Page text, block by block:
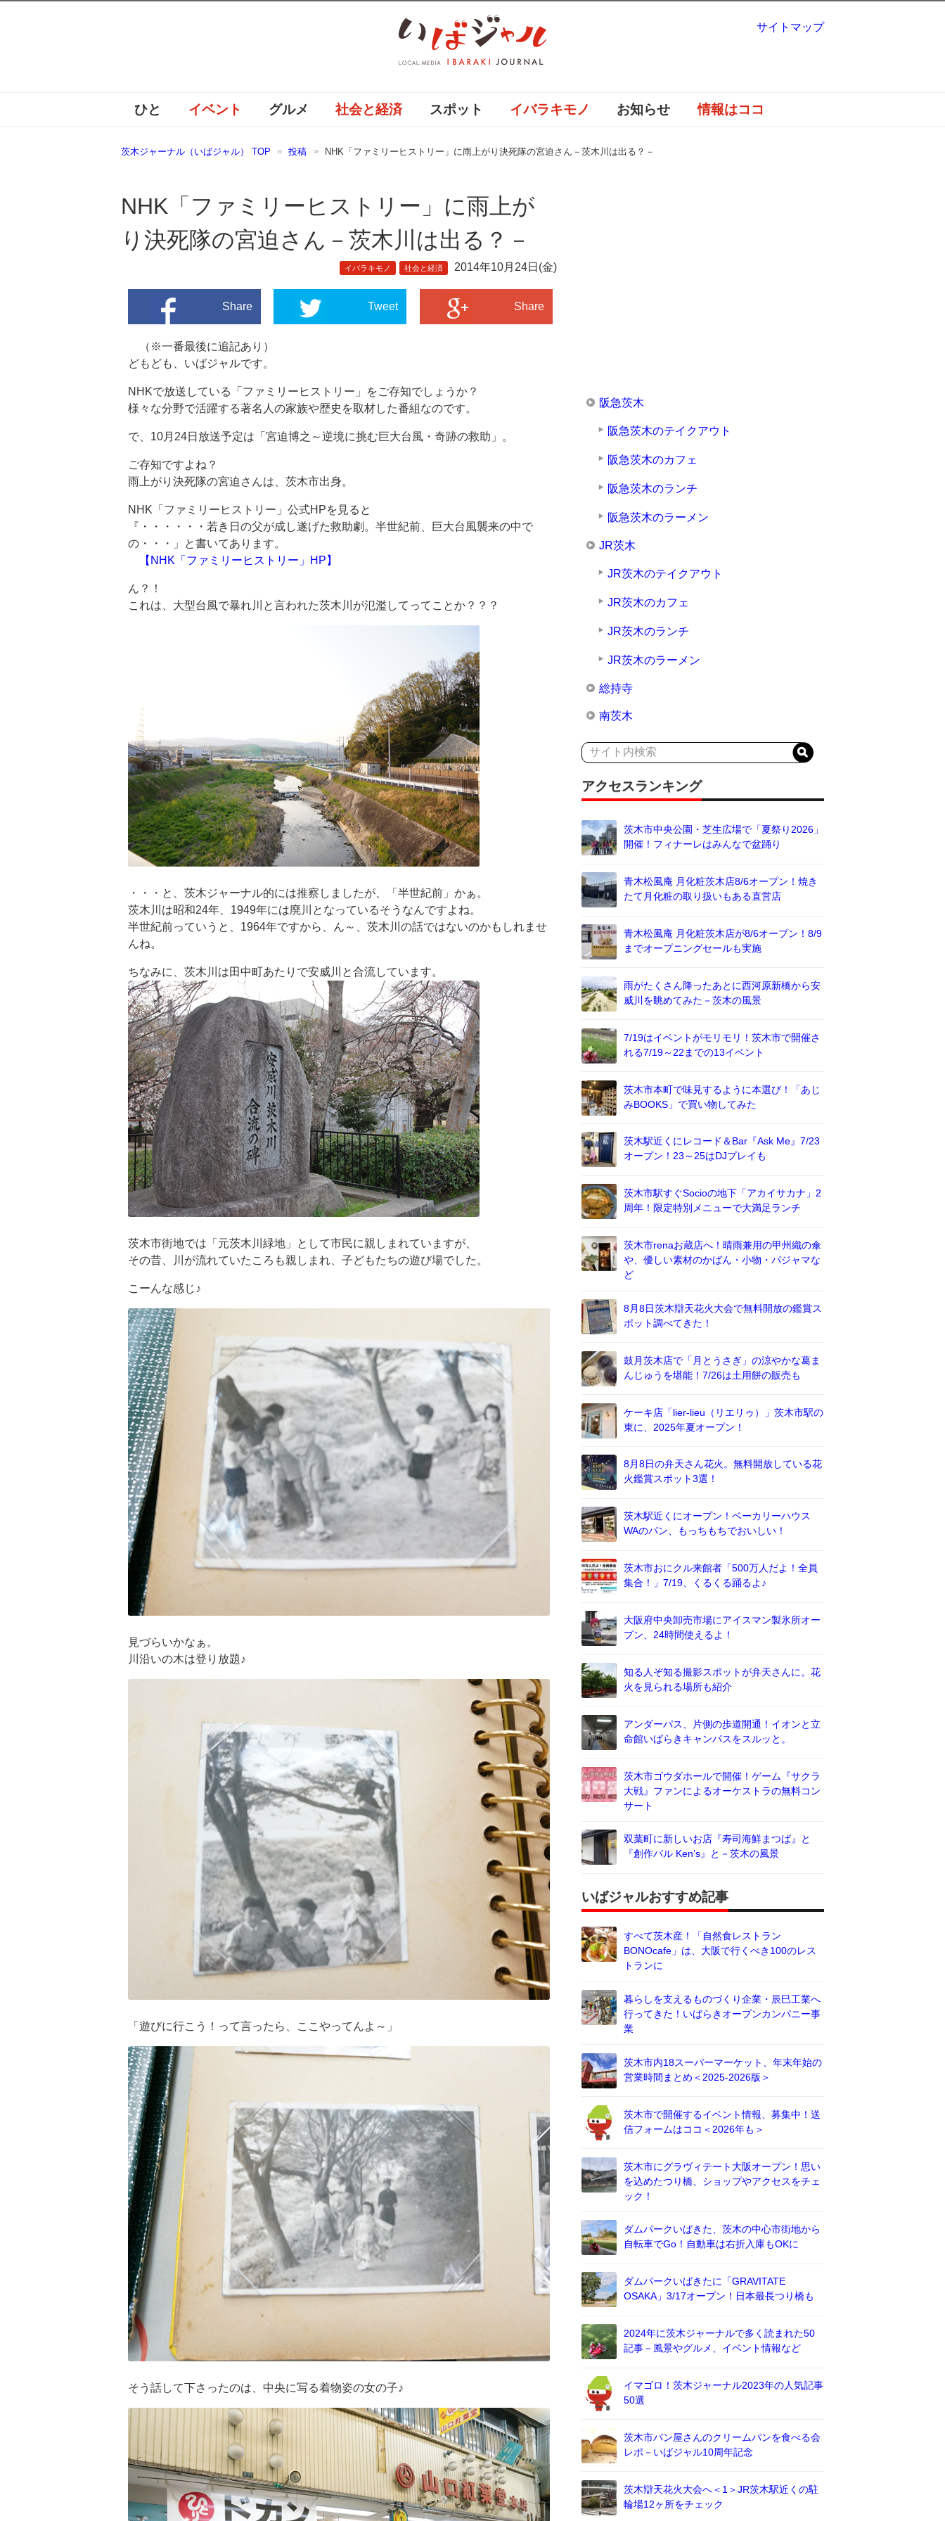
ひと イベント グルメ 社会と経済 スポット イバラキモノ お知らせ 情報はココ
茨木ジャーナル（いばジャル） TOP 投稿 NHK「ファミリーヒストリー」に雨上がり決死隊の宮迫さん－茨木川は出る？－
NHK「ファミリーヒストリー」に雨上が
り決死隊の宮迫さん－茨木川は出る？－
イバラキモノ 社会と経済 2014年10月24日(金)
Share Tweet Share
（※一番最後に追記あり）
どもども、いばジャルです。
NHKで放送している「ファミリーヒストリー」をご存知でしょうか？
様々な分野で活躍する著名人の家族や歴史を取材した番組なのです。
で、10月24日放送予定は「宮迫博之～逆境に挑む巨大台風・奇跡の救助」。
ご存知ですよね？
雨上がり決死隊の宮迫さんは、茨木市出身。
NHK「ファミリーヒストリー」公式HPを見ると
『・・・・・・若き日の父が成し遂げた救助劇。半世紀前、巨大台風襲来の中で
の・・・」と書いてあります。
【NHK「ファミリーヒストリー」HP】
ん？！
これは、大型台風で暴れ川と言われた茨木川が氾濫してってことか？？？
・・・と、茨木ジャーナル的には推察しましたが、「半世紀前」かぁ。
茨木川は昭和24年、1949年には廃川となっているそうなんですよね。
半世紀前っていうと、1964年ですから、ん～、茨木川の話ではないのかもしれませ
んね。
ちなみに、茨木川は田中町あたりで安威川と合流しています。
茨木市街地では「元茨木川緑地」として市民に親しまれていますが、
その昔、川が流れていたころも親しまれ、子どもたちの遊び場でした。
こーんな感じ♪
見づらいかなぁ。
川沿いの木は登り放題♪
「遊びに行こう！って言ったら、ここやってんよ～」
そう話して下さったのは、中央に写る着物姿の女の子♪
阪急茨木
阪急茨木のテイクアウト
阪急茨木のカフェ
阪急茨木のランチ
阪急茨木のラーメン
JR茨木
JR茨木のテイクアウト
JR茨木のカフェ
JR茨木のランチ
JR茨木のラーメン
総持寺
南茨木
アクセスランキング
茨木市中央公園・芝生広場で「夏祭り2026」
開催！フィナーレはみんなで盆踊り
青木松風庵 月化粧茨木店8/6オープン！焼き
たて月化粧の取り扱いもある直営店
青木松風庵 月化粧茨木店が8/6オープン！8/9
までオープニングセールも実施
雨がたくさん降ったあとに西河原新橋から安
威川を眺めてみた－茨木の風景
7/19はイベントがモリモリ！茨木市で開催さ
れる7/19～22までの13イベント
茨木市本町で味見するように本選び！「あじ
みBOOKS」で買い物してみた
茨木駅近くにレコード＆Bar『Ask Me』7/23
オープン！23～25はDJプレイも
茨木市駅すぐSocioの地下「アカイサカナ」2
周年！限定特別メニューで大満足ランチ
茨木市renaお蔵店へ！晴雨兼用の甲州織の傘
や、優しい素材のかばん・小物・パジャマな
ど
8月8日茨木辯天花火大会で無料開放の鑑賞ス
ポット調べてきた！
鼓月茨木店で「月とうさぎ」の涼やかな葛ま
んじゅうを堪能！7/26は土用餅の販売も
ケーキ店「lier-lieu（リエリゥ）」茨木市駅の
東に、2025年夏オープン！
8月8日の弁天さん花火。無料開放している花
火鑑賞スポット3選！
茨木駅近くにオープン！ベーカリーハウス
WAのパン、もっちもちでおいしい！
茨木市おにクル来館者「500万人だよ！全員
集合！」7/19、くるくる踊るよ♪
大阪府中央卸売市場にアイスマン製氷所オー
プン、24時間使えるよ！
知る人ぞ知る撮影スポットが弁天さんに。花
火を見られる場所も紹介
アンダーパス、片側の歩道開通！イオンと立
命館いばらきキャンパスをスルッと。
茨木市ゴウダホールで開催！ゲーム『サクラ
大戦』ファンによるオーケストラの無料コン
サート
双葉町に新しいお店『寿司海鮮まつば』と
『創作バル Ken’s』と－茨木の風景
いばジャルおすすめ記事
すべて茨木産！「自然食レストラン
BONOcafe」は、大阪で行くべき100のレス
トランに
暮らしを支えるものづくり企業・辰巳工業へ
行ってきた！いばらきオープンカンパニー事
業
茨木市内18スーパーマーケット、年末年始の
営業時間まとめ＜2025-2026版＞
茨木市で開催するイベント情報、募集中！送
信フォームはココ＜2026年も＞
茨木市にグラヴィテート大阪オープン！思い
を込めたつり橋、ショップやアクセスをチェ
ック！
ダムパークいばきた、茨木の中心市街地から
自転車でGo！自動車は右折入庫もOKに
ダムパークいばきたに「GRAVITATE
OSAKA」3/17オープン！日本最長つり橋も
2024年に茨木ジャーナルで多く読まれた50
記事－風景やグルメ、イベント情報など
イマゴロ！茨木ジャーナル2023年の人気記事
50選
茨木市パン屋さんのクリームパンを食べる会
レポ－いばジャル10周年記念
茨木辯天花火大会へ＜1＞JR茨木駅近くの駐
輪場12ヶ所をチェック
サイトマップ